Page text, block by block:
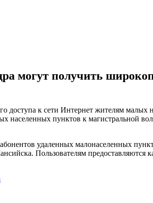
могут получить
доступа к сети Интернет жителям малых
пунктов к магистральной
абонентов удаленных малонаселенных
Пользователям предоставляются